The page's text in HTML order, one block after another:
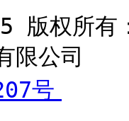
版权所有
限公司
号